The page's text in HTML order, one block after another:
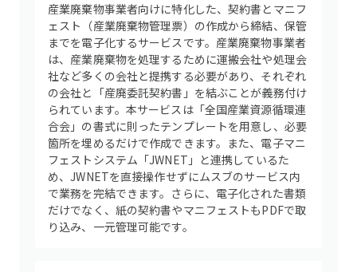
産業廃棄物事業者向けに特化した、契約書とマニフ
ェスト（産業廃棄物管理票）の作成から締結、保管
までを電子化するサービスです。産業廃棄物事業者
は、産業廃棄物を処理するために運搬会社や処理会
社など多くの会社と提携する必要があり、それぞれ
の会社と「産廃委託契約書」を結ぶことが義務付け
られています。本サービスは「全国産業資源循環連
合会」の書式に則ったテンプレートを用意し、必要
箇所を埋めるだけで作成できます。また、電子マニ
フェストシステム「JWNET」と連携しているた
め、JWNETを直接操作せずにムスブのサービス内
で業務を完結できます。さらに、電子化された書類
だけでなく、紙の契約書やマニフェストもPDFで取
り込み、一元管理可能です。